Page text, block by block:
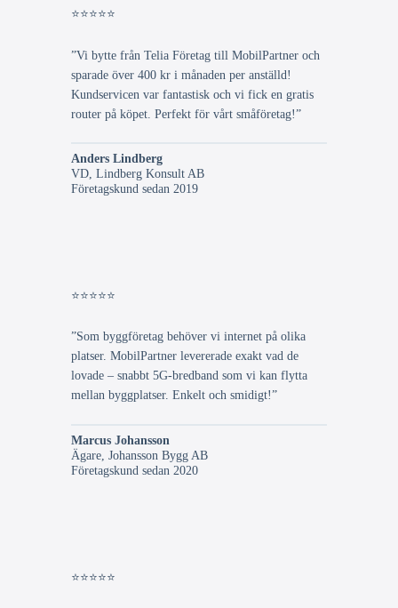
⭐⭐⭐⭐⭐
”Vi bytte från Telia Företag till MobilPartner och
sparade över 400 kr i månaden per anställd!
Kundservicen var fantastisk och vi fick en gratis
router på köpet. Perfekt för vårt småföretag!”
Anders Lindberg
VD, Lindberg Konsult AB
Företagskund sedan 2019
⭐⭐⭐⭐⭐
”Som byggföretag behöver vi internet på olika
platser. MobilPartner levererade exakt vad de
lovade – snabbt 5G-bredband som vi kan flytta
mellan byggplatser. Enkelt och smidigt!”
Marcus Johansson
Ägare, Johansson Bygg AB
Företagskund sedan 2020
⭐⭐⭐⭐⭐